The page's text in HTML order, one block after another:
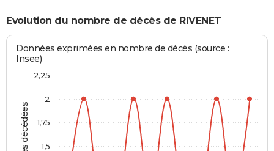
Evolution du nombre de décès de RIVENET
Données exprimées en nombre de décès (source :
Insee)
1,5
1,75
2
2,25